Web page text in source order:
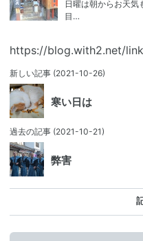
日曜は朝からお天気
目…
https://blog.with2.net/
新しい記事 (2021-10-26)
寒い日は
過去の記事 (2021-10-21)
弊害